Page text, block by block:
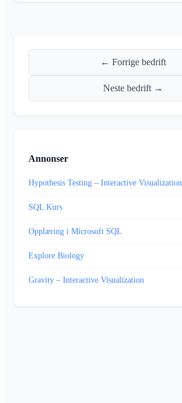
← Forrige bedrift
Neste bedrift →
Annonser
Hypothesis Testing – Interactive Visualization
SQL Kurs
Opplæring i Microsoft SQL
Explore Biology
Gravity – Interactive Visualization